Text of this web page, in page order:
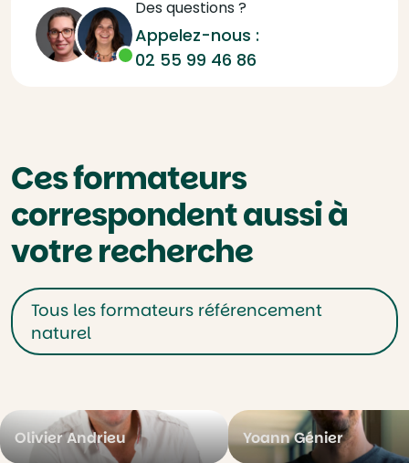
Des questions ?
Appelez-nous :
02 55 99 46 86
Ces formateurs
correspondent aussi à
votre recherche
Tous les formateurs référencement
naturel
Olivier Andrieu Yoann Génier